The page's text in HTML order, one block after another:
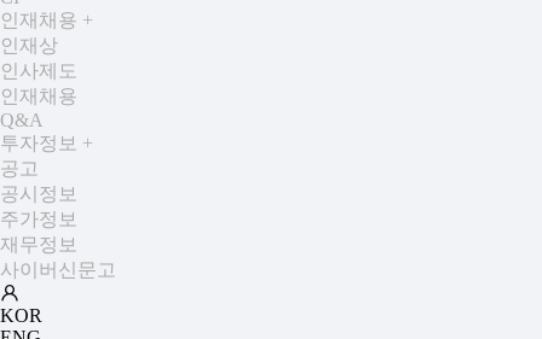
인재채용 +
인재상
인사제도
인재채용
Q&A
투자정보 +
공고
공시정보
주가정보
재무정보
사이버신문고
KOR